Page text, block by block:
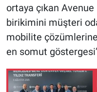
ortaya çıkan Avenue
birikimini müşteri
mobilite
en somut